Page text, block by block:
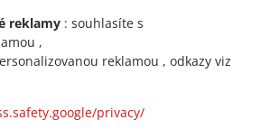
reklamy : souhlasíte s
,
reklamou , odkazy viz
privacy/